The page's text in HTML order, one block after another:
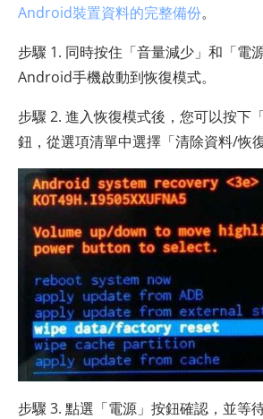
Android裝置資料的完整備份。
步驟 1. 同時按住「音量減少」和「電
Android手機啟動到恢復模式。
步驟 2. 進入恢復模式後，您可以按下
鈕，從選項清單中選擇「清除資料/恢
步驟 3. 點選「電源」按鈕確認，並等